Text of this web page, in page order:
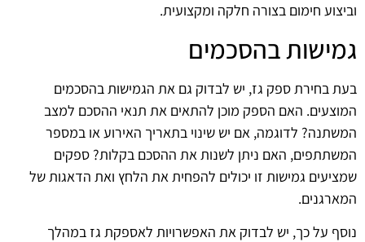
וביצוע חימום בצורה חלקה ומקצועית.
גמישות בהסכמים
בעת בחירת ספק גז, יש לבדוק גם את הגמישות בהסכמים
המוצעים. האם הספק מוכן להתאים את תנאי ההסכם למצב
המשתנה? לדוגמה, אם יש שינוי בתאריך האירוע או במספר
המשתתפים, האם ניתן לשנות את ההסכם בקלות? ספקים
שמציעים גמישות זו יכולים להפחית את הלחץ ואת הדאגות של
המארגנים.
נוסף על כך, יש לבדוק את האפשרויות לאספקת גז במהלך